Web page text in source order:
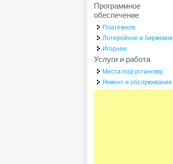
Программное
обеспечение
Платежное
Лотерейное и биржевое
Игорное
Услуги и работа
Места под установку
Ремонт и обслуживание